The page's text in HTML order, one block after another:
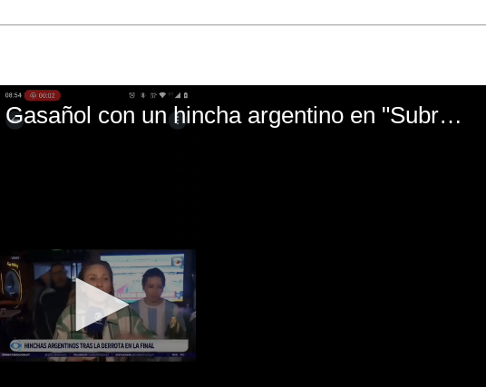
El mal momento de Yanina Gasañol con un hincha argentino en "Subrayado"